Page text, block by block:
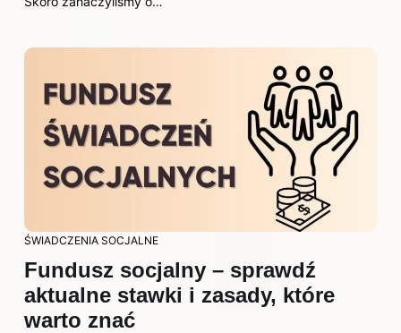
ŚWIADCZENIA SOCJALNE
Fundusz socjalny – sprawdź
aktualne stawki i zasady, które
warto znać